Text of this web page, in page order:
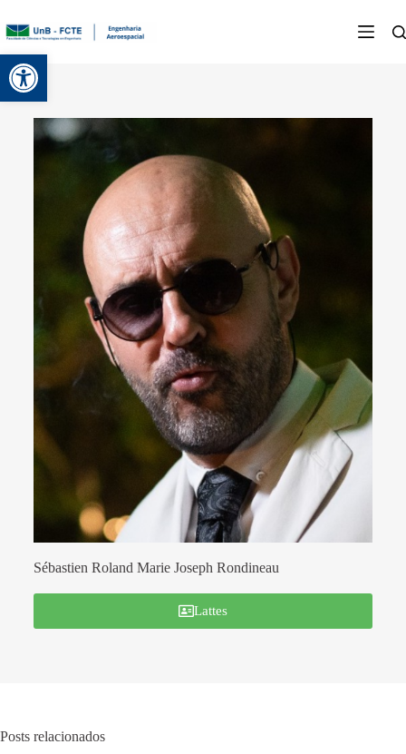
Abrir a barra de ferramentas
Sébastien Roland Marie Joseph Rondineau
Lattes
Posts relacionados